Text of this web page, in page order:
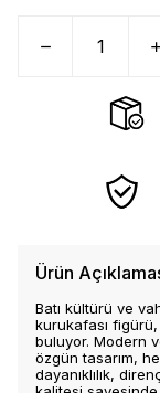
Ürün
Batı kültürü ve
kurukafası
buluyor. Modern
özgün tasarım,
dayanıklılık,